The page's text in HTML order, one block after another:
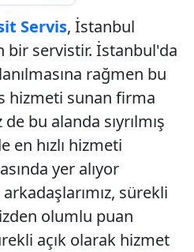
Servis, İstanbul
bir servistir. İstanbul'da
rağmen bu
hizmeti sunan firma
bu alanda sıyrılmış
en hızlı hizmeti
yer alıyor
sürekli
olumlu puan
açık olarak hizmet